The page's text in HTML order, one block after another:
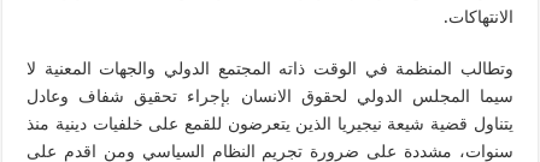
الانتهاكات.
وتطالب المنظمة في الوقت ذاته المجتمع الدولي والجهات المعنية لا
سيما المجلس الدولي لحقوق الانسان بإجراء تحقيق شفاف وعادل
يتناول قضية شيعة نيجيريا الذين يتعرضون للقمع على خلفيات دينية منذ
سنوات، مشددة على ضرورة تجريم النظام السياسي ومن اقدم على